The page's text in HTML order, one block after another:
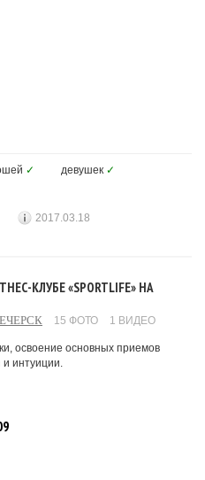
✓ девушек ✓
2017.03.18
КЛУБЕ «SPORTLIFE» НА
15 ФОТО 1 ВИДЕО
освоение основных приемов
интуиции.